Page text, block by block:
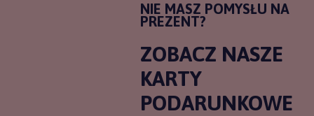
NIE MASZ POMYSŁU NA
PREZENT?
ZOBACZ NASZE
KARTY
PODARUNKOWE